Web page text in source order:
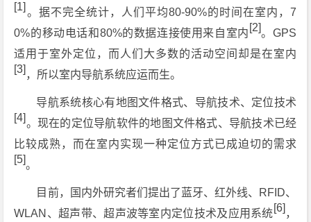
[1] 。据不完全统计，人们平均80-90%的时间在室内，7
0%的移动电话和80%的数据连接使用来自室内 [2]。GPS
适用于室外定位，而人们大多数的活动空间却是在室内
[3] ，所以室内导航系统应运而生。
导航系统核心有地图文件格式、导航技术、定位技术
[4]。现在的定位导航软件的地图文件格式、导航技术已经
比较成熟，而在室内实现一种定位方式已成迫切的需求
[5]。
目前，国内外研究者们提出了蓝牙、红外线、RFID、
WLAN、超声带、超声波等室内定位技术及应用系统[6]，